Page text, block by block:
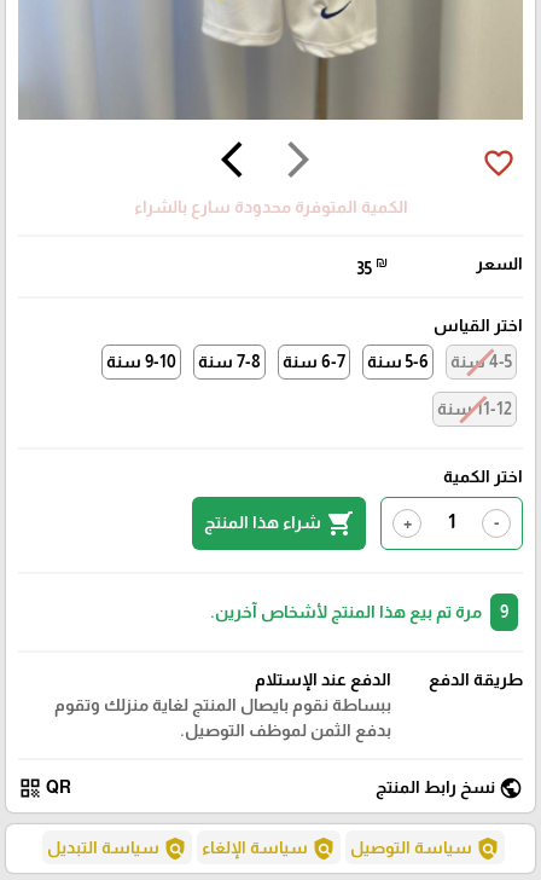
arrow_forward_ios
arrow_back_ios favorite_border
الكمية المتوفرة محدودة سارع بالشراء
السعر 35 ₪
اختر القياس
4-5 سنة
5-6 سنة 6-7 سنة 7-8 سنة 9-10 سنة
11-12 سنة
اختر الكمية
-
+
shopping_cart شراء هذا المنتج
مرة تم بيع هذا المنتج لأشخاص آخرين.
طريقة الدفع
الدفع عند الإستلام
ببساطة نقوم بايصال المنتج لغاية منزلك وتقوم
بدفع الثمن لموظف التوصيل.
public نسخ رابط المنتج QR
qr_code
policy سياسة التوصيل policy سياسة الإلغاء policy سياسة التبديل